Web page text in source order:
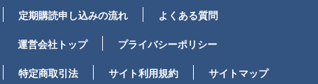
定期購読申し込みの流れ よくある質問
運営会社トップ プライバシーポリシー
特定商取引法 サイト利用規約 サイトマップ